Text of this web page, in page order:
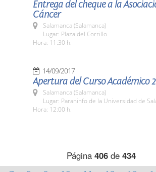
Entrega del cheque a la
Cáncer
Salamanca (Salamanca)
Lugar: Plaza del Corrillo
Hora: 11:30 h.
14/09/2017
Apertura del Curso Académico
Salamanca (Salamanca)
Lugar: Paraninfo de la Universidad de
Hora: 12:00 h.
Página 406de 434